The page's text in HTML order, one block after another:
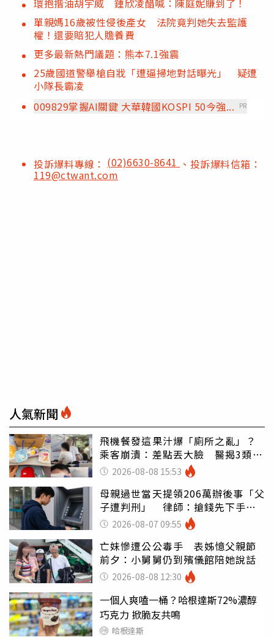
環抱揩油胡宇威 鍾欣凌醋喊：陳庭妮賺到了！
單親媽16歲被性侵後產女 法院竟判她失去監護
權！還要賠犯人贍養費
更多最新熱門議題：熊本7.1強震
25歲國道警舉槍自戕「遭逼掃地對話曝光」 疑遭
小隊長霸凌
009829掌握AI關鍵 大華韓國KOSPI 50今強...
PR
投訴爆料專線： (02)6630-8641 、投訴爆料信箱：
119@ctwant.com
人氣新聞
飛機餐發這果汁爆「廁所之亂」？
乘客崩潰：差點丟大臉 醫揭3類人
別亂喝
2026-08-08 15:53
母親過世當天提領206萬辦後事「父
子遭判刑」 律師：搶錢先下手是
罪 2026-08-07 09:55
亡妹慘遭公公毒手 表姊憶父親節
前夕：小舅舅仍到殯儀館陪她說話
2026-08-08 12:30
一個人爽嗑一桶？哈根達斯72%濃醇
巧克力 掀脆友共鳴
哈根達斯